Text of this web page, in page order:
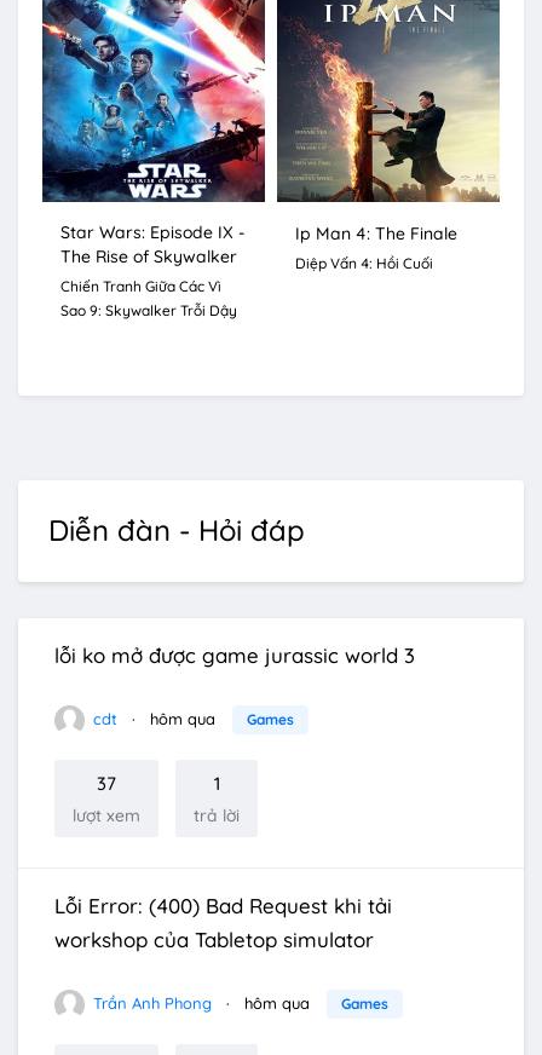
Star Wars: Episode IX -
The Rise of Skywalker
Chiến Tranh Giữa Các Vì
Sao 9: Skywalker Trỗi Dậy
Ip Man 4: The Finale
Diệp Vấn 4: Hồi Cuối
Diễn đàn - Hỏi đáp
lỗi ko mở được game jurassic world 3
cdt hôm qua Games
37
lượt xem
1
trả lời
Lỗi Error: (400) Bad Request khi tải
workshop của Tabletop simulator
Trần Anh Phong hôm qua Games